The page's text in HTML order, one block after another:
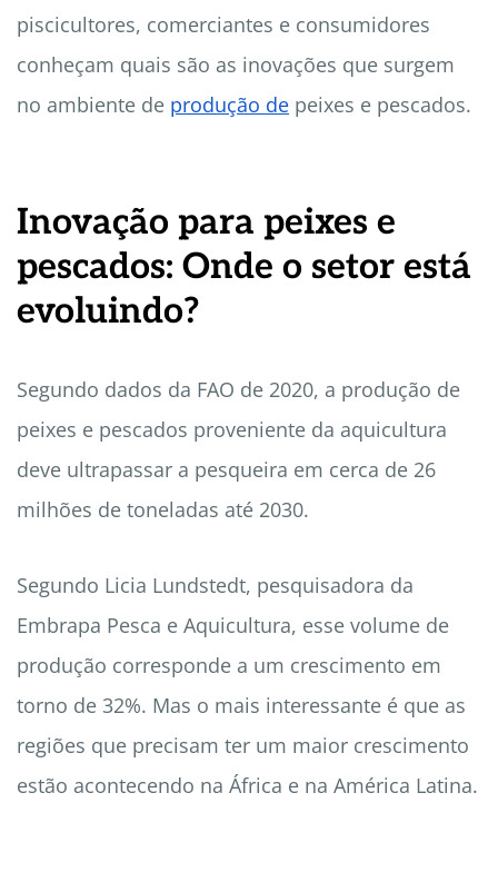
piscicultores, comerciantes e consumidores
conheçam quais são as inovações que surgem
no ambiente de produção de peixes e pescados.
Inovação para peixes e
pescados: Onde o setor está
evoluindo?
Segundo dados da FAO de 2020, a produção de
peixes e pescados proveniente da aquicultura
deve ultrapassar a pesqueira em cerca de 26
milhões de toneladas até 2030.
Segundo Licia Lundstedt, pesquisadora da
Embrapa Pesca e Aquicultura, esse volume de
produção corresponde a um crescimento em
torno de 32%. Mas o mais interessante é que as
regiões que precisam ter um maior crescimento
estão acontecendo na África e na América Latina.